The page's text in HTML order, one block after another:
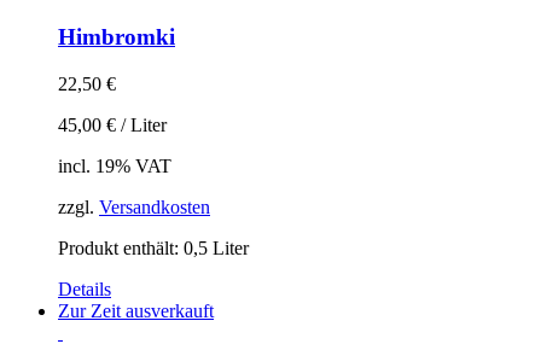
Himbromki
22,50 €
45,00 € /Liter
incl. 19% VAT
zzgl. Versandkosten
Produkt enthält: 0,5 Liter
Details
Zur Zeit ausverkauft